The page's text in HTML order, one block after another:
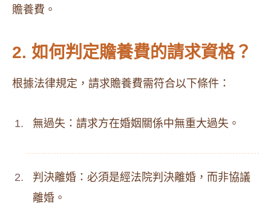
贍養費。
2. 如何判定贍養費的請求資格？
根據法律規定，請求贍養費需符合以下條件：
無過失：請求方在婚姻關係中無重大過失。
判決離婚：必須是經法院判決離婚，而非協議
離婚。